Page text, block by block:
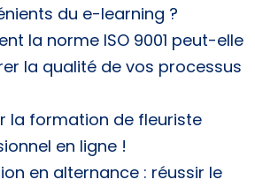
du e-learning ?
la norme ISO 9001 peut-elle
la qualité de vos processus
la formation de fleuriste
en ligne !
en alternance : réussir le